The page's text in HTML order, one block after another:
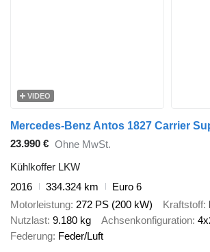
VIDEO
23.990 € Ohne MwSt.
Kühlkoffer LKW
2016
334.324 km
Euro 6
Motorleistung 272 PS (200 kW) Kraftstoff
Nutzlast 9.180 kg Achsenkonfiguration
Federung Feder/Luft